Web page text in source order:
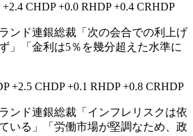
CHDP +0.0 RHDP +0.4 CRHDP
ンド連銀総裁「次の会合での利上げ
」「金利は5％を幾分超えた水準に
+2.5 CHDP +0.1 RHDP +0.8 CRHDP
ンド連銀総裁「インフレリスクは依
いる」「労働市場が堅調なため、政